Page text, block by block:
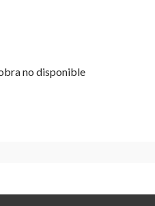
no disponible